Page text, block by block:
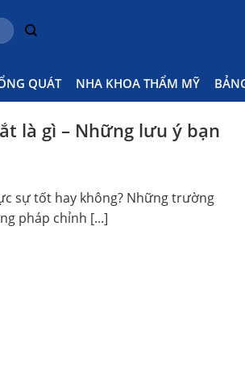
QUÁT NHA KHOA THẨM MỸ
là gì – Những lưu ý bạn
sự tốt hay không? Những trường
pháp chỉnh [...]